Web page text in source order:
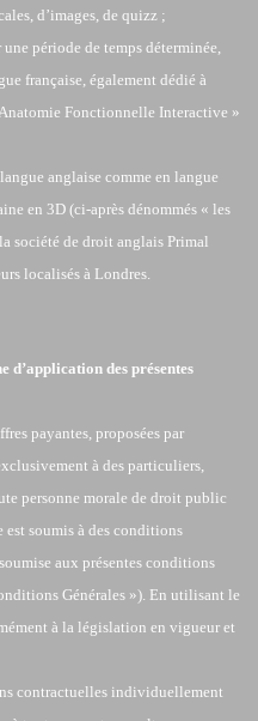
d’images, de quizz ;
période de temps déterminée,
française, également dédié à
Fonctionnelle Interactive »
anglaise comme en langue
en 3D (ci-après dénommés « les
société de droit anglais Primal
localisés à Londres.
des présentes
payantes, proposées par
à des particuliers,
personne morale de droit public
est soumis à des conditions
aux présentes conditions
Générales »). En utilisant le
à la législation en vigueur et
contractuelles individuellement